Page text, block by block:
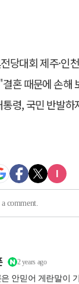
대회 제주·인천 당
때문에 손해 보는 나라
, 국민 반발하자